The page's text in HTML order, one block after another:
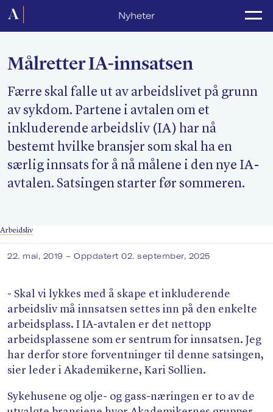
Nyheter
Forside
Lønnsoppgjør
Medlemsforeninger
Kurs og konferanser
For media
Akademikerne Pluss
Om Akademikerne
Målretter IA-innsatsen
Færre skal falle ut av arbeidslivet på grunn
av sykdom. Partene i avtalen om et
inkluderende arbeidsliv (IA) har nå
bestemt hvilke bransjer som skal ha en
særlig innsats for å nå målene i den nye IA-
avtalen. Satsingen starter før sommeren.
Arbeidsliv
22. mai, 2019– Oppdatert 02. september, 2025
- Skal vi lykkes med å skape et inkluderende
arbeidsliv må innsatsen settes inn på den enkelte
arbeidsplass. I IA-avtalen er det nettopp
arbeidsplassene som er sentrum for innsatsen. Jeg
har derfor store forventninger til denne satsingen,
sier leder i Akademikerne, Kari Sollien.
Sykehusene og olje- og gass-næringen er to av de